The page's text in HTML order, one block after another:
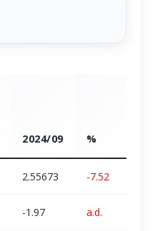
2024/09 %
2.55673 -7.52
-1.97 a.d.